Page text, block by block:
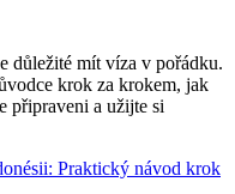
důležité mít víza v pořádku.
krok za krokem, jak
připraveni a užijte si
Praktický návod krok